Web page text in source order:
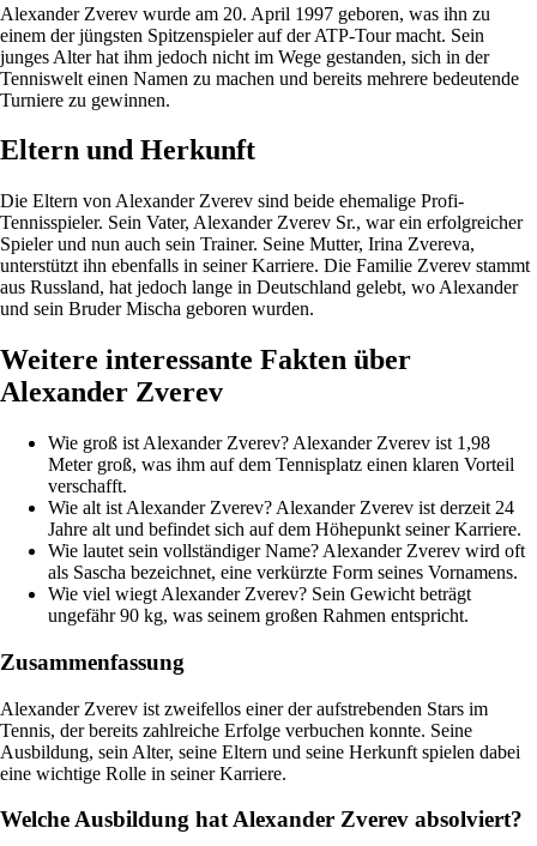
Alexander Zverev wurde am 20. April 1997 geboren, was ihn zu
einem der jüngsten Spitzenspieler auf der ATP-Tour macht. Sein
junges Alter hat ihm jedoch nicht im Wege gestanden, sich in der
Tenniswelt einen Namen zu machen und bereits mehrere bedeutende
Turniere zu gewinnen.
Eltern und Herkunft
Die Eltern von Alexander Zverev sind beide ehemalige Profi-
Tennisspieler. Sein Vater, Alexander Zverev Sr., war ein erfolgreicher
Spieler und nun auch sein Trainer. Seine Mutter, Irina Zvereva,
unterstützt ihn ebenfalls in seiner Karriere. Die Familie Zverev stammt
aus Russland, hat jedoch lange in Deutschland gelebt, wo Alexander
und sein Bruder Mischa geboren wurden.
Weitere interessante Fakten über
Alexander Zverev
Wie groß ist Alexander Zverev? Alexander Zverev ist 1,98
Meter groß, was ihm auf dem Tennisplatz einen klaren Vorteil
verschafft.
Wie alt ist Alexander Zverev? Alexander Zverev ist derzeit 24
Jahre alt und befindet sich auf dem Höhepunkt seiner Karriere.
Wie lautet sein vollständiger Name? Alexander Zverev wird oft
als Sascha bezeichnet, eine verkürzte Form seines Vornamens.
Wie viel wiegt Alexander Zverev? Sein Gewicht beträgt
ungefähr 90 kg, was seinem großen Rahmen entspricht.
Zusammenfassung
Alexander Zverev ist zweifellos einer der aufstrebenden Stars im
Tennis, der bereits zahlreiche Erfolge verbuchen konnte. Seine
Ausbildung, sein Alter, seine Eltern und seine Herkunft spielen dabei
eine wichtige Rolle in seiner Karriere.
Welche Ausbildung hat Alexander Zverev absolviert?